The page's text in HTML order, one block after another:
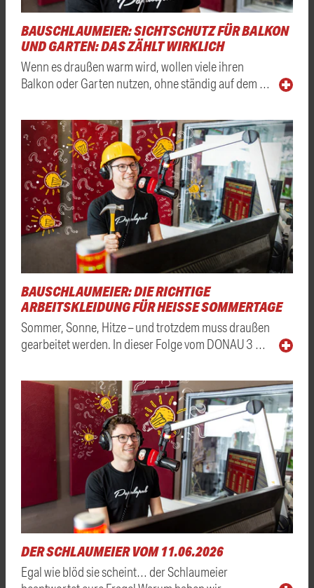
BAUSCHLAUMEIER: SICHTSCHUTZ FÜR BALKON
UND GARTEN: DAS ZÄHLT WIRKLICH
Wenn es draußen warm wird, wollen viele ihren
Balkon oder Garten nutzen, ohne ständig auf dem …
BAUSCHLAUMEIER: DIE RICHTIGE
ARBEITSKLEIDUNG FÜR HEISSE SOMMERTAGE
Sommer, Sonne, Hitze – und trotzdem muss draußen
gearbeitet werden. In dieser Folge vom DONAU 3 …
DER SCHLAUMEIER VOM 11.06.2026
Egal wie blöd sie scheint… der Schlaumeier